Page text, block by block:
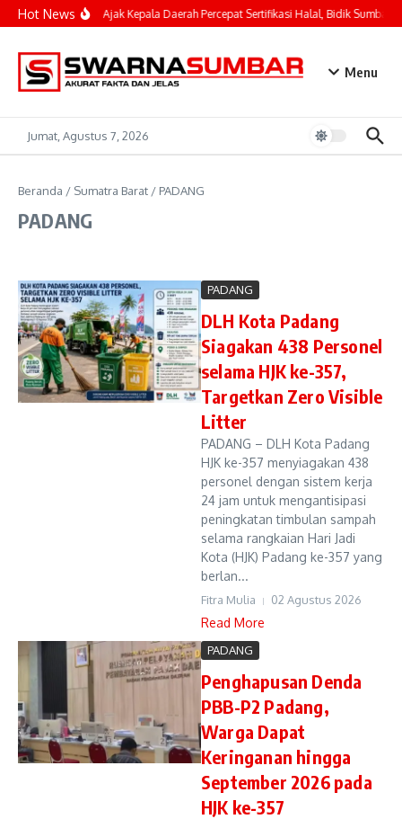
Lewati ke konten
Hot NewsMahyeldi Ajak Kepala Daerah Percepat Sertifikasi Halal, Bidik Sumbar
Menu
Jumat, Agustus 7, 2026
Beranda / Sumatra Barat / PADANG
PADANG
PADANG
DLH Kota Padang
Siagakan 438 Personel
selama HJK ke-357,
Targetkan Zero Visible
Litter
PADANG – DLH Kota Padang
HJK ke-357 menyiagakan 438
personel dengan sistem kerja
24 jam untuk mengantisipasi
peningkatan timbulan sampah
selama rangkaian Hari Jadi
Kota (HJK) Padang ke-357 yang
berlan...
Fitra Mulia 02 Agustus 2026
Read More
PADANG
Penghapusan Denda
PBB-P2 Padang,
Warga Dapat
Keringanan hingga
September 2026 pada
HJK ke-357